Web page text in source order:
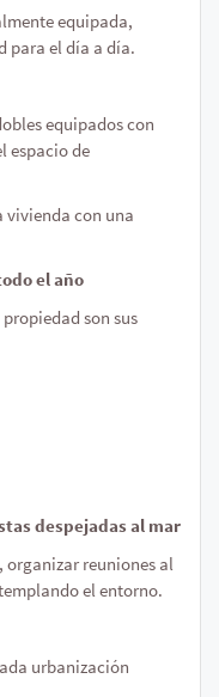
equipada,
para el día a día.
equipados con
espacio de
vivienda con una
el año
son sus
despejadas al mar
organizar reuniones al
el entorno.
urbanización